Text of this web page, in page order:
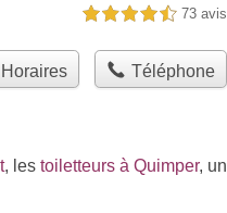
4,5 étoiles sur 5 73 avis
Horaires Téléphone
, les toiletteurs à Quimper, un